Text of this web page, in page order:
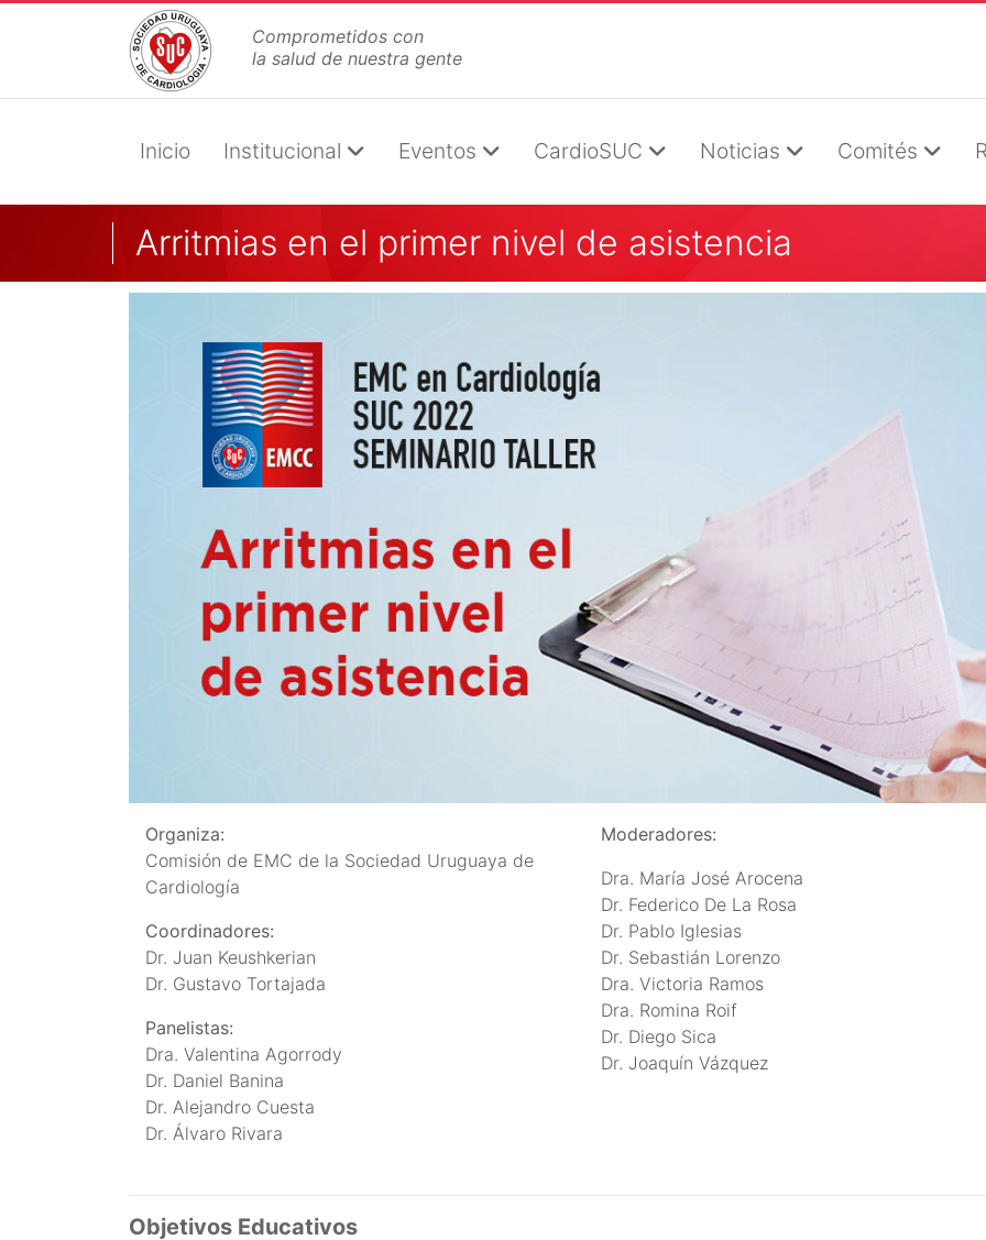
principal
Comprometidos con
la salud de nuestra gente
Inicio Institucional Eventos CardioSUC Noticias Comités
Arritmias en el primer nivel de asistencia
Organiza:
Comisión de EMC de la Sociedad Uruguaya de
Cardiología
Coordinadores:
Dr. Juan Keushkerian
Dr. Gustavo Tortajada
Panelistas:
Dra. Valentina Agorrody
Dr. Daniel Banina
Dr. Alejandro Cuesta
Dr. Álvaro Rivara
Moderadores:
Dra. María José Arocena
Dr. Federico De La Rosa
Dr. Pablo Iglesias
Dr. Sebastián Lorenzo
Dra. Victoria Ramos
Dra. Romina Roif
Dr. Diego Sica
Dr. Joaquín Vázquez
Objetivos Educativos